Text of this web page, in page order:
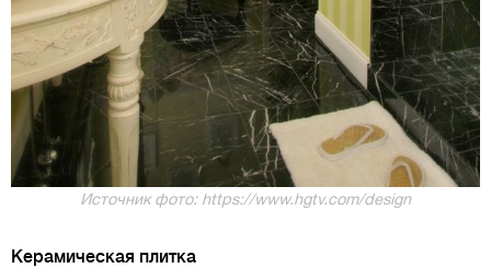
Источник фото: https://www.hgtv.com/design
Керамическая плитка